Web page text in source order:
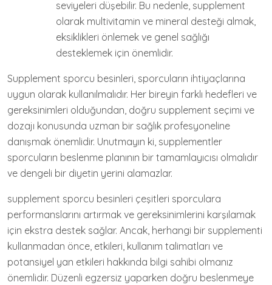
seviyeleri düşebilir. Bu nedenle, supplement
olarak multivitamin ve mineral desteği almak,
eksiklikleri önlemek ve genel sağlığı
desteklemek için önemlidir.
Supplement sporcu besinleri, sporcuların ihtiyaçlarına
uygun olarak kullanılmalıdır. Her bireyin farklı hedefleri ve
gereksinimleri olduğundan, doğru supplement seçimi ve
dozajı konusunda uzman bir sağlık profesyoneline
danışmak önemlidir. Unutmayın ki, supplementler
sporcuların beslenme planının bir tamamlayıcısı olmalıdır
ve dengeli bir diyetin yerini alamazlar.
supplement sporcu besinleri çeşitleri sporculara
performanslarını artırmak ve gereksinimlerini karşılamak
için ekstra destek sağlar. Ancak, herhangi bir supplementi
kullanmadan önce, etkileri, kullanım talimatları ve
potansiyel yan etkileri hakkında bilgi sahibi olmanız
önemlidir. Düzenli egzersiz yaparken doğru beslenmeye